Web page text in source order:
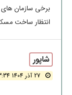
برخی سازمان های
انتظار ساخت
شاپور
27 آذر 1404 23:34 -